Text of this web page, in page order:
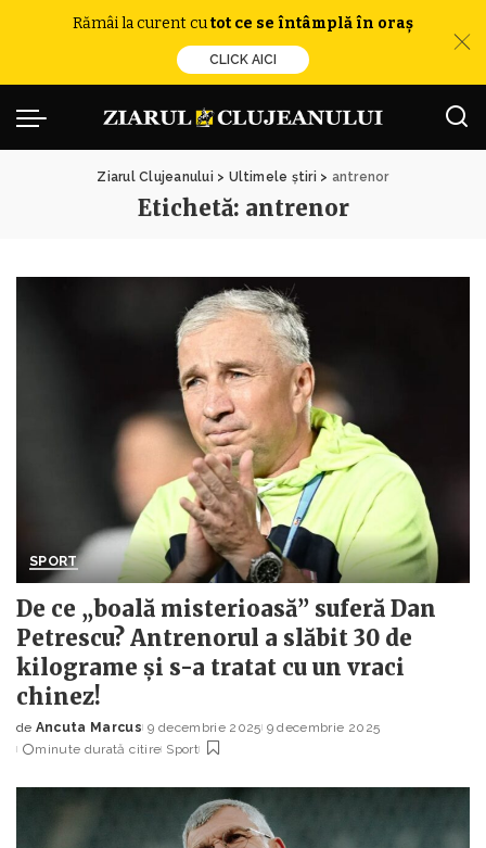
Rămâi la curent cutot ce se întâmplă în oraș
CLICK AICI
Ziarul Clujeanului > Ultimele știri > antrenor
Etichetă: antrenor
SPORT
De ce „boală misterioasă” suferă Dan
Petrescu? Antrenorul a slăbit 30 de
kilograme și s-a tratat cu un vraci
chinez!
Posted
by
de Ancuta Marcus 9 decembrie 2025 9 decembrie 2025
minute durată citire Sport